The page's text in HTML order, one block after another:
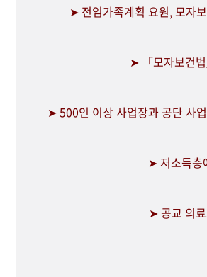
➤ 전임가족계획 요원, 모자
➤ 「모자보건
➤ 500인 이상 사업장과 공단 사
➤ 저소득층
➤ 공교 의